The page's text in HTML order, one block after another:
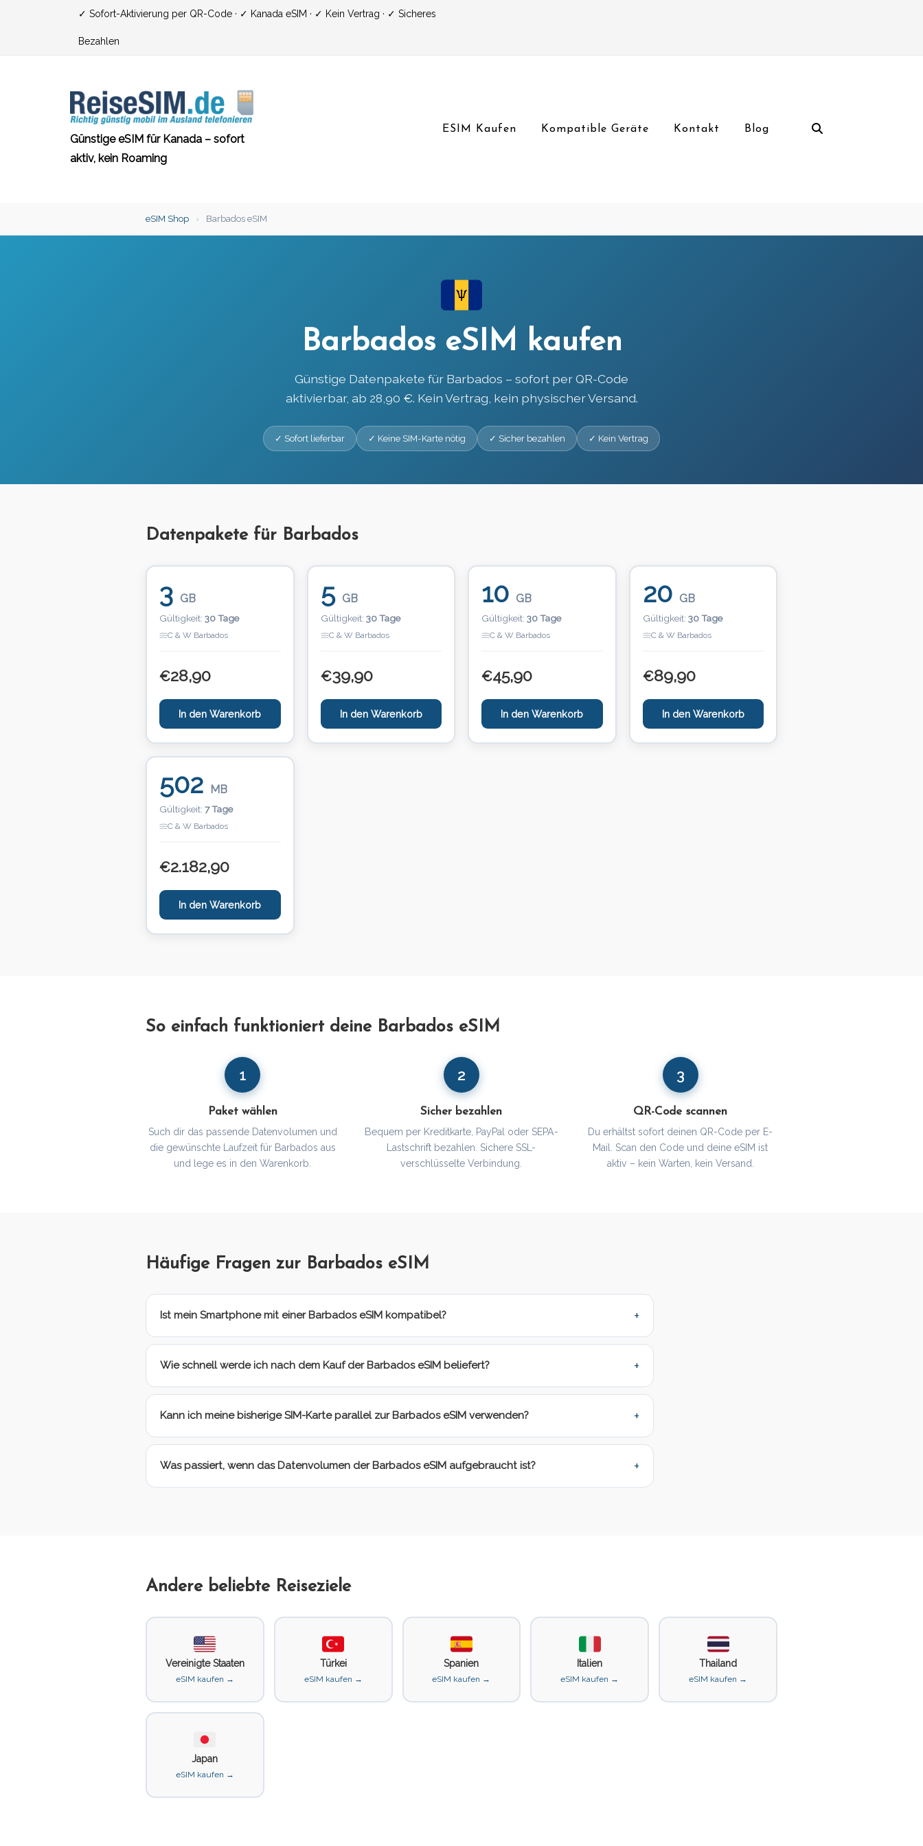
✓ Sofort-Aktivierung per QR-Code · ✓ Kanada eSIM · ✓ Kein Vertrag · ✓ Sicheres
Bezahlen
Günstige eSIM für Kanada – sofort
aktiv, kein Roaming
ESIM Kaufen Kompatible Geräte Kontakt Blog
eSIM Shop › Barbados eSIM
Barbados eSIM kaufen
Günstige Datenpakete für Barbados – sofort per QR-Code
aktivierbar, ab 28,90 €. Kein Vertrag, kein physischer Versand.
✓ Sofort lieferbar ✓ Keine SIM-Karte nötig ✓ Sicher bezahlen ✓ Kein Vertrag
Datenpakete für Barbados
3 GB
Gültigkeit: 30 Tage
C & W Barbados
€28,90
In den Warenkorb
5 GB
Gültigkeit: 30 Tage
C & W Barbados
€39,90
In den Warenkorb
10 GB
Gültigkeit: 30 Tage
C & W Barbados
€45,90
In den Warenkorb
20 GB
Gültigkeit: 30 Tage
C & W Barbados
€89,90
In den Warenkorb
502 MB
Gültigkeit: 7 Tage
C & W Barbados
€2.182,90
In den Warenkorb
So einfach funktioniert deine Barbados eSIM
1
Paket wählen
Such dir das passende Datenvolumen und
die gewünschte Laufzeit für Barbados aus
und lege es in den Warenkorb.
2
Sicher bezahlen
Bequem per Kreditkarte, PayPal oder SEPA-
Lastschrift bezahlen. Sichere SSL-
verschlüsselte Verbindung.
3
QR-Code scannen
Du erhältst sofort deinen QR-Code per E-
Mail. Scan den Code und deine eSIM ist
aktiv – kein Warten, kein Versand.
Häufige Fragen zur Barbados eSIM
Ist mein Smartphone mit einer Barbados eSIM kompatibel?
Wie schnell werde ich nach dem Kauf der Barbados eSIM beliefert?
Kann ich meine bisherige SIM-Karte parallel zur Barbados eSIM verwenden?
Was passiert, wenn das Datenvolumen der Barbados eSIM aufgebraucht ist?
Andere beliebte Reiseziele
Vereinigte Staaten
eSIM kaufen →
Türkei
eSIM kaufen →
Spanien
eSIM kaufen →
Italien
eSIM kaufen →
Thailand
eSIM kaufen →
Japan
eSIM kaufen →